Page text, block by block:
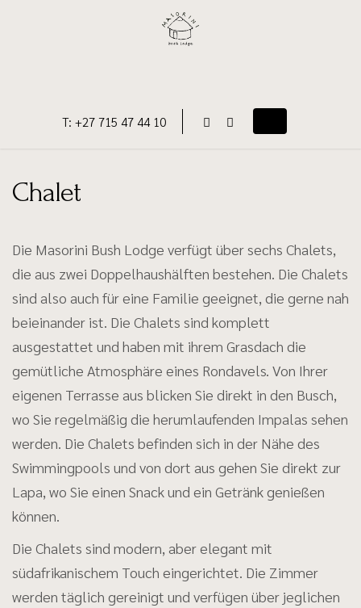
T: +27 715 47 44 10
Chalet
Die Masorini Bush Lodge verfügt über sechs Chalets,
die aus zwei Doppelhaushälften bestehen. Die Chalets
sind also auch für eine Familie geeignet, die gerne nah
beieinander ist. Die Chalets sind komplett
ausgestattet und haben mit ihrem Grasdach die
gemütliche Atmosphäre eines Rondavels. Von Ihrer
eigenen Terrasse aus blicken Sie direkt in den Busch,
wo Sie regelmäßig die herumlaufenden Impalas sehen
werden. Die Chalets befinden sich in der Nähe des
Swimmingpools und von dort aus gehen Sie direkt zur
Lapa, wo Sie einen Snack und ein Getränk genießen
können.
Die Chalets sind modern, aber elegant mit
südafrikanischem Touch eingerichtet. Die Zimmer
werden täglich gereinigt und verfügen über jeglichen